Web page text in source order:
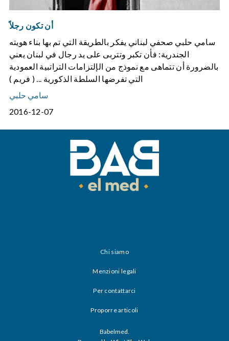
أن تكون رجلاً
سامي حلبي صحفي لبناني يفكر بالطريقة التي تم بها بناء هويته
الجندرية: فأن تكبر وتتربى على يد رجال في لبنان يعني
بالضرورة أن تتماهى مع نموذج من الإلتزامات التراتبية العمودية
التي تفرضها السلطة الذكورية ... ( فريم )
سامي حلبي
2016-12-07
Chi siamo
Menzioni legali
Per contattarci
Proporre articoli
Babelmed.